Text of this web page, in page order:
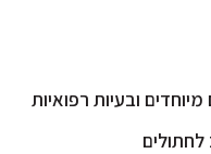
ובעיות רפואיות